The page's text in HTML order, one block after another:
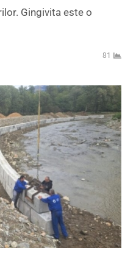
Gingivita este o
81